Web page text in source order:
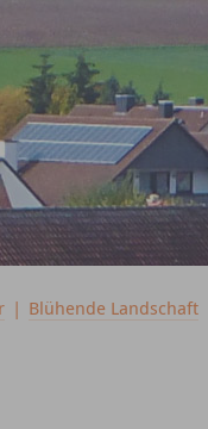
| Blühende Landschaft